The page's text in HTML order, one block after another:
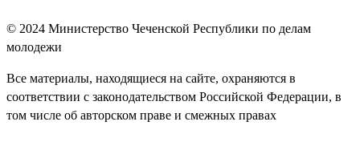
© 2024 Министерство Чеченской Республики по делам
молодежи
Все материалы, находящиеся на сайте, охраняются в
соответствии с законодательством Российской Федерации, в
том числе об авторском праве и смежных правах